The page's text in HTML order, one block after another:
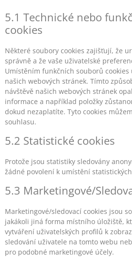
5.1 Technické nebo
cookies
Některé soubory cookies zajišťují, že
správně a že vaše uživatelské
Umístěním funkčních souborů
našich webových stránek. Tímto
návštěvě našich webových stránek
informace a například položky
dokud nezaplatíte. Tyto cookies
souhlasu.
5.2 Statistické cookies
Protože jsou statistiky sledovány
žádné povolení k umístění
5.3 Marketingové/
Marketingové/sledovací cookies jsou
jakákoli jiná forma místního úložiště,
vytváření uživatelských profilů k
sledování uživatele na tomto webu
pro podobné marketingové účely.